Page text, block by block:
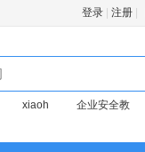
登录 注册
xiaoh 企业安全教